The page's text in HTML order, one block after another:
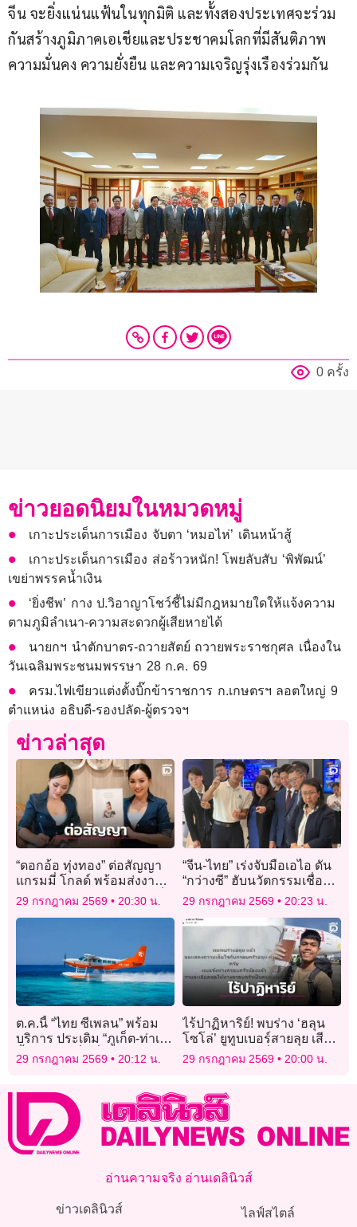
จีน จะยิ่งแน่นแฟ้นในทุกมิติ และทั้งสองประเทศจะร่วม
กันสร้างภูมิภาคเอเชียและประชาคมโลกที่มีสันติภาพ
ความมั่นคง ความยั่งยืน และความเจริญรุ่งเรืองร่วมกัน
0 ครั้ง
ข่าวยอดนิยมในหมวดหมู่
เกาะประเด็นการเมือง จับตา ‘หมอไห่’ เดินหน้าสู้
เกาะประเด็นการเมือง ส่อร้าวหนัก! โพยลับสับ ‘พิพัฒน์’
เขย่าพรรคน้ำเงิน
‘ยิ่งชีพ’ กาง ป.วิอาญาโชว์ชี้ไม่มีกฎหมายใดให้แจ้งความ
ตามภูมิลำเนา-ความสะดวกผู้เสียหายได้
นายกฯ นำตักบาตร-ถวายสัตย์ ถวายพระราชกุศล เนื่องใน
วันเฉลิมพระชนมพรรษา 28 ก.ค. 69
ครม.ไฟเขียวแต่งตั้งบิ๊กข้าราชการ ก.เกษตรฯ ลอตใหญ่ 9
ตำแหน่ง อธิบดี-รองปลัด-ผู้ตรวจฯ
ข่าวล่าสุด
“ดอกอ้อ ทุ่งทอง” ต่อสัญญา
แกรมมี่ โกลด์ พร้อมส่งงาน
เพลงใหม่แทนคำขอบคุณเร็ว
29 กรกฎาคม 2569 20:30 น.
“จีน-ไทย” เร่งจับมือเอไอ ดัน
“กว่างซี” ฮับนวัตกรรมเชื่อม
อาเซียน
29 กรกฎาคม 2569 20:23 น.
ต.ค.นี้ “ไทย ซีเพลน” พร้อม
บริการ ประเดิม “ภูเก็ต-ท่าเรือ
น้ำลึก-กระบี่” เริ่ม 4-5 พัน
บาท/คน/เที่ยว
29 กรกฎาคม 2569 20:12 น.
ไร้ปาฏิหาริย์! พบร่าง ‘ฮลุน
โซโล่’ ยูทูบเบอร์สายลุย เสีย
ชีวิตในห้องพักที่จอร์เจีย
29 กรกฎาคม 2569 20:00 น.
อ่านความจริง อ่านเดลินิวส์
ข่าวเดลินิวส์ ไลฟ์สไตล์